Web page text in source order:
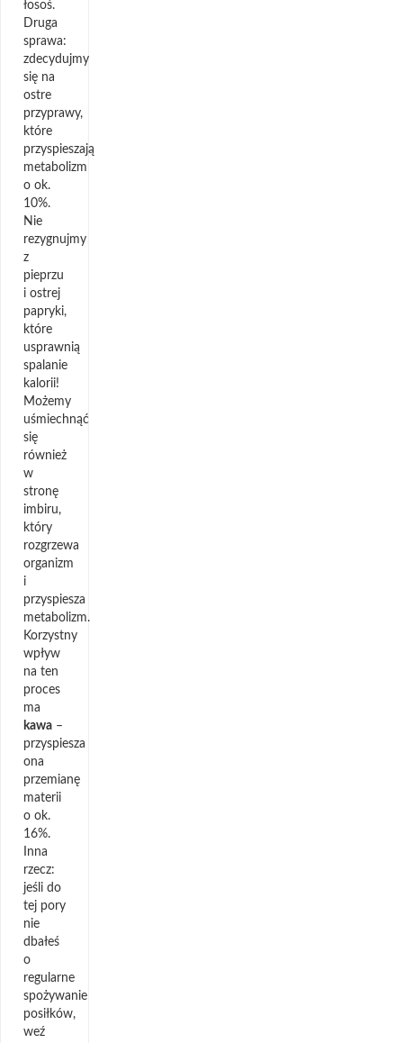
łosoś.
Druga
sprawa:
zdecydujmy
się na
ostre
przyprawy,
które
przyspieszają
metabolizm
o ok.
10%.
Nie
rezygnujmy
z
pieprzu
i ostrej
papryki,
które
usprawnią
spalanie
kalorii!
Możemy
uśmiechnąć
się
również
w
stronę
imbiru,
który
rozgrzewa
organizm
i
przyspiesza
metabolizm.
Korzystny
wpływ
na ten
proces
ma
kawa ­–
przyspiesza
ona
przemianę
materii
o ok.
16%.
Inna
rzecz:
jeśli do
tej pory
nie
dbałeś
o
regularne
spożywanie
posiłków,
weź